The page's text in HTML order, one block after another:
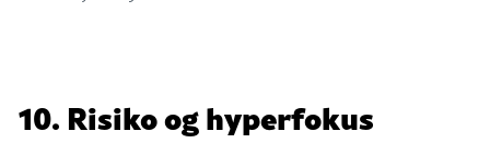
10. Risiko og hyperfokus